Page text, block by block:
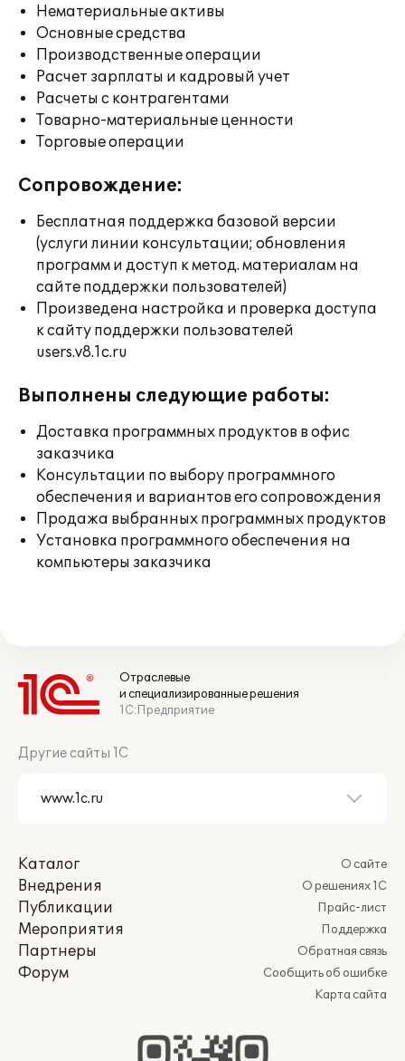
Нематериальные активы
Основные средства
Производственные операции
Расчет зарплаты и кадровый учет
Расчеты с контрагентами
Товарно-материальные ценности
Торговые операции
Сопровождение:
Бесплатная поддержка базовой версии
(услуги линии консультации; обновления
программ и доступ к метод. материалам на
сайте поддержки пользователей)
Произведена настройка и проверка доступа
к сайту поддержки пользователей
users.v8.1c.ru
Выполнены следующие работы:
Доставка программных продуктов в офис
заказчика
Консультации по выбору программного
обеспечения и вариантов его сопровождения
Продажа выбранных программных продуктов
Установка программного обеспечения на
компьютеры заказчика
Отраслевые
и специализированные решения
1С:Предприятие
Другие сайты 1С
Каталог
Внедрения
Публикации
Мероприятия
Партнеры
Форум
О сайте
О решениях 1С
Прайс-лист
Поддержка
Обратная связь
Сообщить об ошибке
Карта сайта